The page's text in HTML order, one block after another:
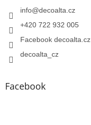
info@decoalta.cz
+420 722 932 005
Facebook decoalta.cz
decoalta_cz
Facebook